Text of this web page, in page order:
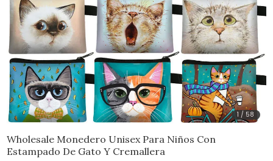
1 / 58
Wholesale Monedero Unisex Para Niños Con
Estampado De Gato Y Cremallera